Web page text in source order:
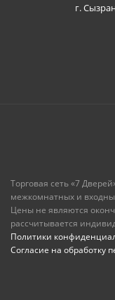
г.
Торговая сеть «7
межкомнатных и
Цены не являются
рассчитывается
Политики
Согласие на обработку